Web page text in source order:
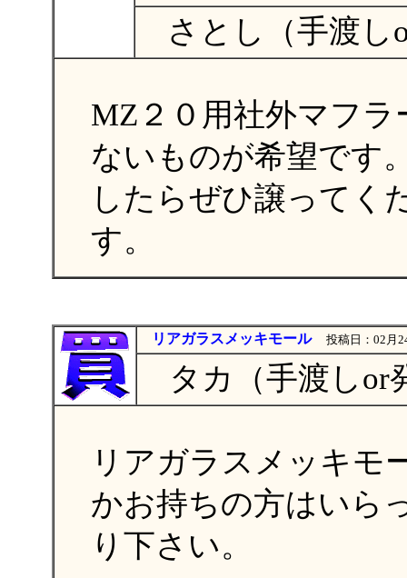
さとし（手渡し
MZ２０用社外マフ
ないものが希望です
したらぜひ譲ってく
す。
リアガラスメッキモール 投稿日：02月
タカ（手渡しor
リアガラスメッキモ
かお持ちの方はいら
り下さい。